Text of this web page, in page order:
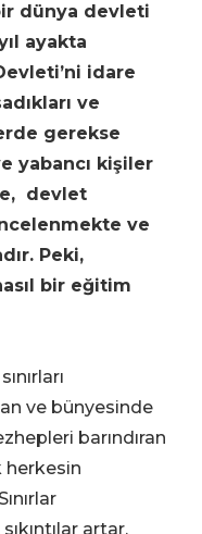
dünya devleti
ayakta
idare
ve
gerekse
yabancı kişiler
devlet
ve
Peki,
bir eğitim
ve bünyesinde
barındıran
herkesin
artar,